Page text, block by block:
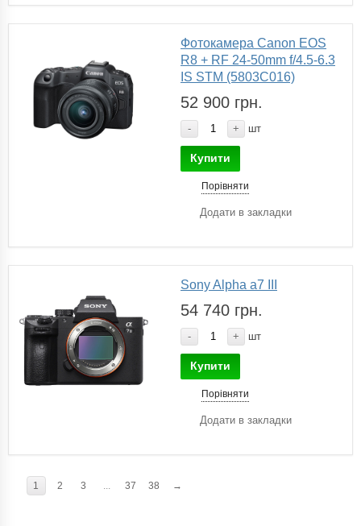
Фотокамера Canon EOS
R8 + RF 24-50mm f/4.5-6.3
IS STM (5803C016)
52 900 грн.
- + шт
Купити
Порівняти
Додати в закладки
Sony Alpha a7 III
54 740 грн.
- + шт
Купити
Порівняти
Додати в закладки
1 2 3 37 38 →